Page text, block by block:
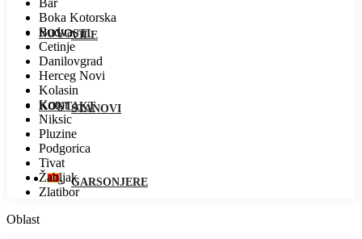
VILE
STANOVI
GARSONJERE
NOVOSTI
KONTAKT
Bar
Boka Kotorska
Budva
Cetinje
Danilovgrad
Herceg Novi
Kolasin
Kotor
Niksic
Pluzine
Podgorica
Tivat
Žabljak
Zlatibor
Oblast